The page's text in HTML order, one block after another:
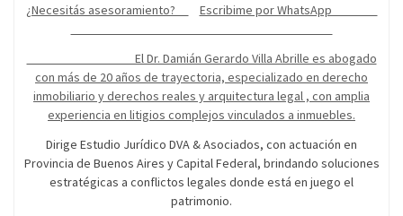
¿Necesitás asesoramiento? Escribime por WhatsApp
El Dr. Damián Gerardo Villa Abrille es abogado
con más de 20 años de trayectoria, especializado en derecho
inmobiliario y derechos reales y arquitectura legal , con amplia
experiencia en litigios complejos vinculados a inmuebles.
Dirige Estudio Jurídico DVA & Asociados, con actuación en
Provincia de Buenos Aires y Capital Federal, brindando soluciones
estratégicas a conflictos legales donde está en juego el
patrimonio.